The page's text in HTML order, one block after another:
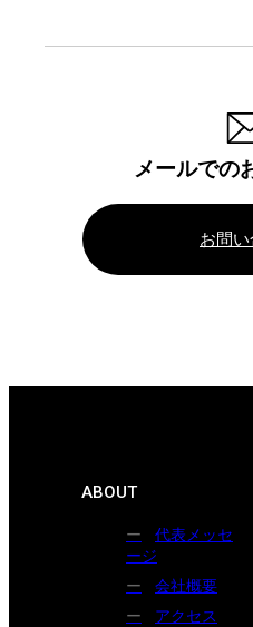
メールでの
お問
ABOUT
代表メッセ
ージ
会社概要
アクセス